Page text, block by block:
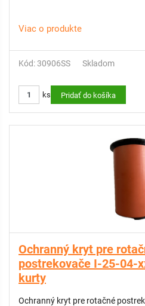
Viac o produkte
Kód: 30906SS Skladom
ks Pridať do košíka
Ochranný kryt pre
postrekovače I-25-04-
kurty
Ochranný kryt pre rotačné